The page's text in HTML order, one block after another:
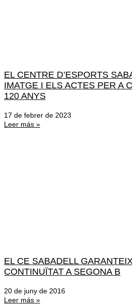
EL CENTRE D’ESPORTS
IMATGE I ELS ACTES PER A
120 ANYS
17 de febrer de 2023
Leer más »
EL CE SABADELL
CONTINUÏTAT A SEGONA B
20 de juny de 2016
Leer más »